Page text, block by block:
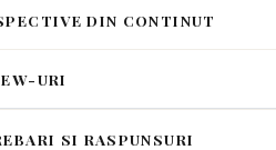
DIN CONTINUT
URI
SI RASPUNSURI